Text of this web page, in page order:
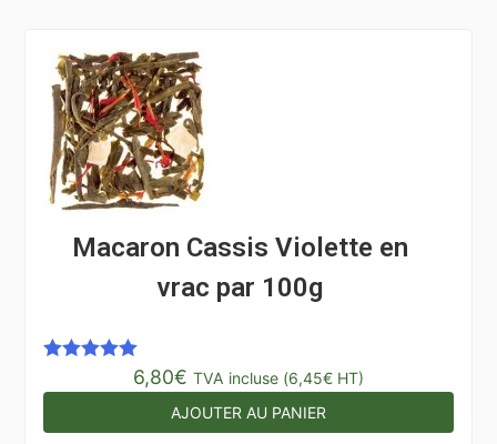
Macaron Cassis Violette en
vrac par 100g
6,80€ TVA incluse (6,45€ HT)
AJOUTER AU PANIER